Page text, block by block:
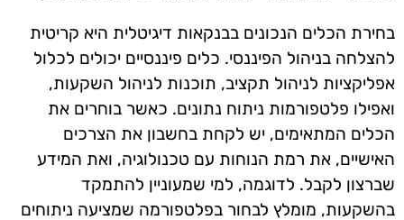
בחירת הכלים הנכונים בבנקאות דיגיטלית היא קריטית
להצלחה בניהול הפיננסי. כלים פיננסיים יכולים לכלול
אפליקציות לניהול תקציב, תוכנות לניהול השקעות,
ואפילו פלטפורמות ניתוח נתונים. כאשר בוחרים את
הכלים המתאימים, יש לקחת בחשבון את הצרכים
האישיים, את רמת הנוחות עם טכנולוגיה, ואת המידע
שברצון לקבל. לדוגמה, למי שמעוניין להתמקד
בהשקעות, מומלץ לבחור בפלטפורמה שמציעה ניתוחים